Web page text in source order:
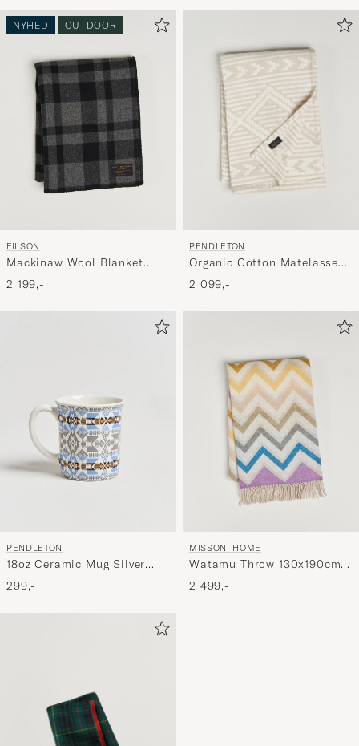
aktivere
Min
stil,
og
oplev
er
mere
til
NYHED OUTDOOR
FILSON
Mackinaw Wool Blanket
Charcoal
2 199,-
PENDLETON
Organic Cotton Matelasse
Blanket Ganado
2 099,-
PENDLETON
18oz Ceramic Mug Silver
Bark
299,-
MISSONI HOME
Watamu Throw 130x190cm
Multi
2 499,-